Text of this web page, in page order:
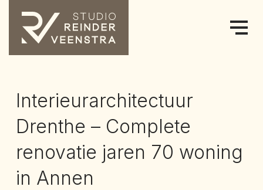
Interieurarchitectuur
Drenthe – Complete
renovatie jaren 70 woning
in Annen